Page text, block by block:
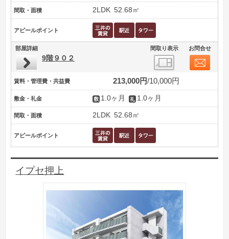
間取・面積 2LDK 52.68㎡
アピールポイント
部屋詳細 間取り表示 お問合せ
9階９０２
賃料・管理費・共益費 213,000円 10,000円
敷金・礼金 1.0ヶ月 1.0ヶ月
間取・面積 2LDK 52.68㎡
アピールポイント
イプセ押上